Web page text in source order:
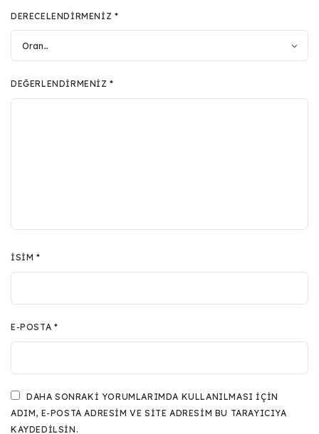
DERECELENDIRMENIZ *
DEĞERLENDIRMENIZ*
İSIM*
E-POSTA *
DAHA SONRAKI YORUMLARIMDA KULLANILMASI IÇIN
ADIM, E-POSTA ADRESIM VE SITE ADRESIM BU TARAYICIYA
KAYDEDILSIN.